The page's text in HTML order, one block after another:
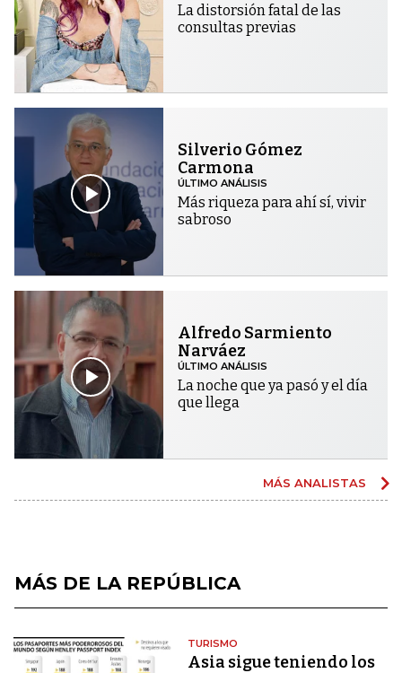
La distorsión fatal de las
consultas previas
Silverio Gómez
Carmona
ÚLTIMO ANÁLISIS
Más riqueza para ahí sí, vivir
sabroso
Alfredo Sarmiento
Narváez
ÚLTIMO ANÁLISIS
La noche que ya pasó y el día
que llega
MÁS ANALISTAS
MÁS DE LA REPÚBLICA
TURISMO
Asia sigue teniendo los